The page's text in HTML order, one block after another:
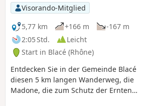
Visorando-Mitglied
5,77 km
+166 m
-167 m
2:05 Std.
Leicht
Start in Blacé (Rhône)
Entdecken Sie in der Gemeinde Blacé
diesen 5 km langen Wanderweg, die
Madone, die zum Schutz der Ernten